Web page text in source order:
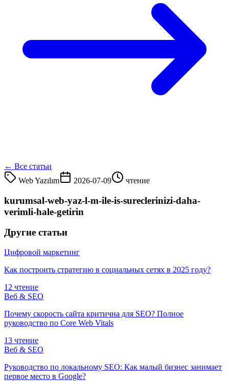
← Все статьи
Web Yazılım
2026-07-09 чтение
kurumsal-web-yaz-l-m-ile-is-sureclerinizi-daha-
verimli-hale-getirin
Другие статьи
Цифровой маркетинг
Как построить стратегию в социальных сетях в 2025 году?
12 чтение
Веб & SEO
Почему скорость сайта критична для SEO? Полное
руководство по Core Web Vitals
13 чтение
Веб & SEO
Руководство по локальному SEO: Как малый бизнес занимает
первое место в Google?